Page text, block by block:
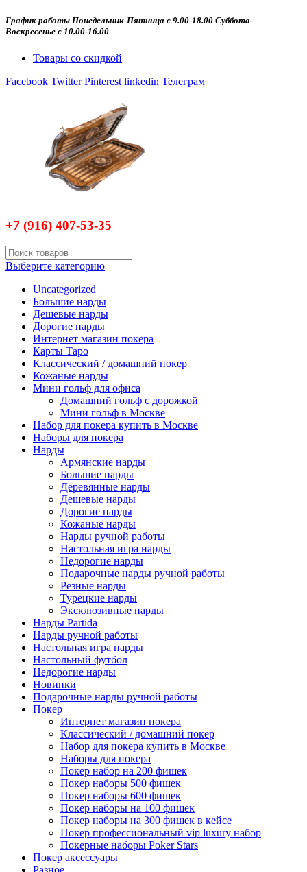
График работы Понедельник-Пятница с 9.00-18.00 Суббота-
Воскресенье с 10.00-16.00
Товары со скидкой
Facebook Twitter Pinterest linkedin Телеграм
+7 (916) 407-53-35
Выберите категорию
Uncategorized
Большие нарды
Дешевые нарды
Дорогие нарды
Интернет магазин покера
Карты Таро
Классический / домашний покер
Кожаные нарды
Мини гольф для офиса
Домашний гольф с дорожкой
Мини гольф в Москве
Набор для покера купить в Москве
Наборы для покера
Нарды
Армянские нарды
Большие нарды
Деревянные нарды
Дешевые нарды
Дорогие нарды
Кожаные нарды
Нарды ручной работы
Настольная игра нарды
Недорогие нарды
Подарочные нарды ручной работы
Резные нарды
Турецкие нарды
Эксклюзивные нарды
Нарды Partida
Нарды ручной работы
Настольная игра нарды
Настольный футбол
Недорогие нарды
Новинки
Подарочные нарды ручной работы
Покер
Интернет магазин покера
Классический / домашний покер
Набор для покера купить в Москве
Наборы для покера
Покер набор на 200 фишек
Покер наборы 500 фишек
Покер наборы 600 фишек
Покер наборы на 100 фишек
Покер наборы на 300 фишек в кейсе
Покер профессиональный vip luxury набор
Покерные наборы Poker Stars
Покер аксессуары